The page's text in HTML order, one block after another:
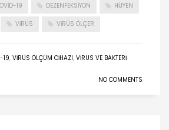
19 DEZENFEKSIYON HIJYEN
VIRÜS VIRÜS ÖLÇER
19, VIRÜS ÖLÇÜM CIHAZI, VIRUS VE BAKTERI
NO COMMENTS